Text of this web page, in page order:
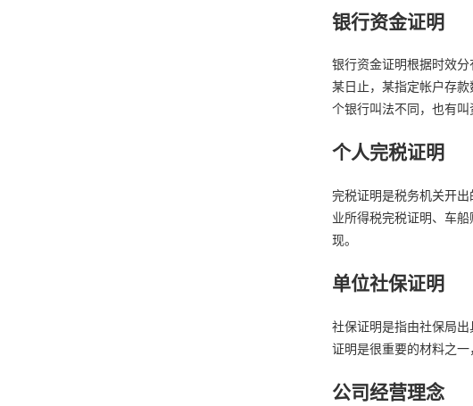
银行资金证明
银行资金证明根据时效分
某日止，某指定帐户存
个银行叫法不同，也有叫
个人完税证明
完税证明是税务机关开
业所得税完税证明、车
现。
单位社保证明
社保证明是指由社保局
证明是很重要的材料之
公司经营理念